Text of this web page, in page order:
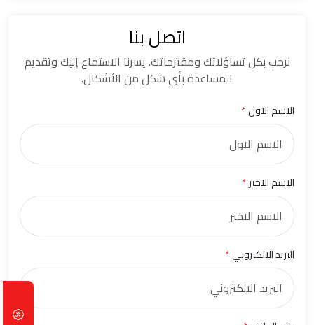
اتصل بنا
نرحب بكل تساؤلاتك ومقترحاتك. يسرنا الاستماع إليك وتقديم
المساعدة بأي شكل من الأشكال.
الاسم الاول*
الاسم الاخير*
البريد الالكتروني*